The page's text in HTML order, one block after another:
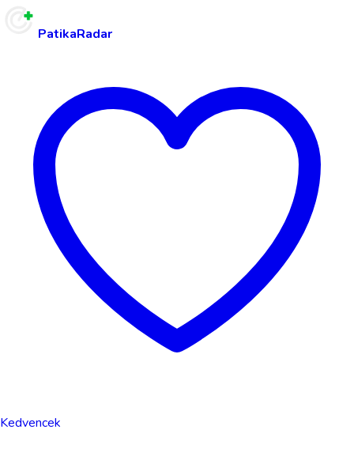
PatikaRadar
Kedvencek